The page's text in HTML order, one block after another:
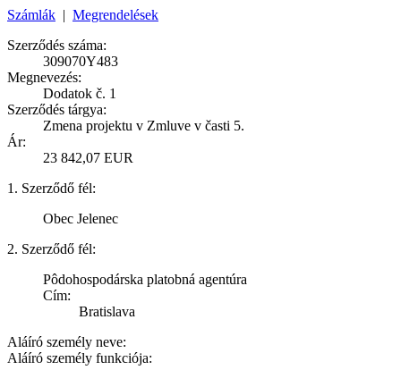
Számlák | Megrendelések
Szerződés száma:
309070Y483
Megnevezés:
Dodatok č. 1
Szerződés tárgya:
Zmena projektu v Zmluve v časti 5.
Ár:
23 842,07 EUR
1. Szerződő fél:
Obec Jelenec
2. Szerződő fél:
Pôdohospodárska platobná agentúra
Cím:
Bratislava
Aláíró személy neve:
Aláíró személy funkciója: